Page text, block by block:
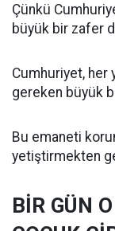
Çünkü
büyük bir zafer
Cumhuriyet, her
gereken büyük
Bu emaneti
yetiştirmekten
BİR GÜN